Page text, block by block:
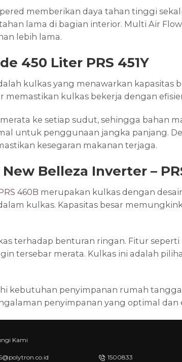
memberikan daya tahan tinggi
lama di bagian interior. Multi Air
lebih lama.
450 Liter PRS 451Y
kulkas yang menawarkan kapasitas
kulkas bekerja dengan
ke setiap sudut, sehingga bahan
untuk penggunaan jangka panjang.
kesegaran makanan terjaga.
Belleza Inverter –
460B merupakan kulkas dengan
kulkas. Kapasitas besar
terhadap benturan ringan. Fitur
tersebar merata. Kulkas ini adalah
kebutuhan penyimpanan rumah
penyimpanan yang optimal dan
Kami
1500833